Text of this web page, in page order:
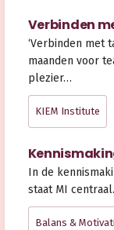
Verbinden
‘Verbinden met
maanden voor
plezier…
KIEM Institute
In de
staat MI
Balans &